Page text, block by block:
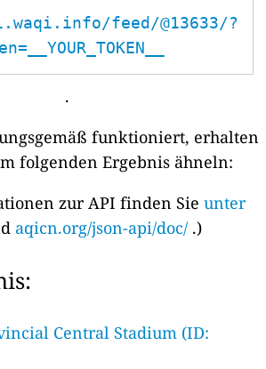
feed/@13633/?
.
funktioniert, erhalten
folgenden Ergebnis ähneln:
zur API finden Sieunter
aqicn.org/json-api/doc/ .)
Central Stadium (ID: